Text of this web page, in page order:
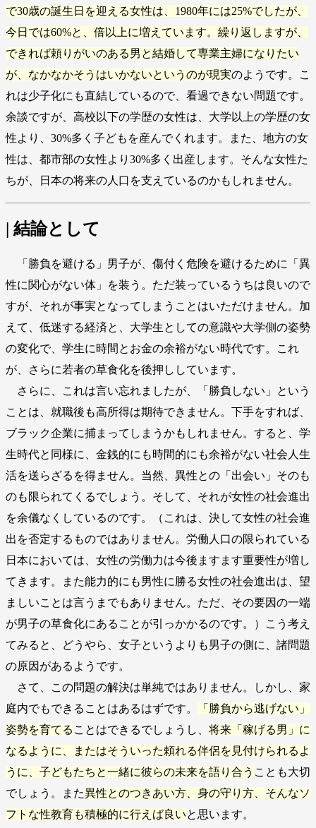
で30歳の誕生日を迎える女性は、1980年には25%でしたが、
今日では60%と、倍以上に増えています。繰り返しますが、
できれば頼りがいのある男と結婚して専業主婦になりたい
が、なかなかそうはいかないというのが現実のようです。こ
れは少子化にも直結しているので、看過できない問題です。
余談ですが、高校以下の学歴の女性は、大学以上の学歴の女
性より、30%多く子どもを産んでくれます。また、地方の女
性は、都市部の女性より30%多く出産します。そんな女性た
ちが、日本の将来の人口を支えているのかもしれません。
| 結論として
「勝負を避ける」男子が、傷付く危険を避けるために「異
性に関心がない体」を装う。ただ装っているうちは良いので
すが、それが事実となってしまうことはいただけません。加
えて、低迷する経済と、大学生としての意識や大学側の姿勢
の変化で、学生に時間とお金の余裕がない時代です。これ
が、さらに若者の草食化を後押ししています。
さらに、これは言い忘れましたが、「勝負しない」という
ことは、就職後も高所得は期待できません。下手をすれば、
ブラック企業に捕まってしまうかもしれません。すると、学
生時代と同様に、金銭的にも時間的にも余裕がない社会人生
活を送らざるを得ません。当然、異性との「出会い」そのも
のも限られてくるでしょう。そして、それが女性の社会進出
を余儀なくしているのです。（これは、決して女性の社会進
出を否定するものではありません。労働人口の限られている
日本においては、女性の労働力は今後ますます重要性が増し
てきます。また能力的にも男性に勝る女性の社会進出は、望
ましいことは言うまでもありません。ただ、その要因の一端
が男子の草食化にあることが引っかかるのです。）こう考え
てみると、どうやら、女子というよりも男子の側に、諸問題
の原因があるようです。
さて、この問題の解決は単純ではありません。しかし、家
庭内でもできることはあるはずです。
「勝負から逃げない」
姿勢を育てる ことはできるでしょうし、 将来「稼げる男」に
なるように、またはそういった頼れる伴侶を見付けられるよ
うに、子どもたちと一緒に彼らの未来を語り合う ことも大切
でしょう。また異性とのつきあい方、身の守り方、そんなソ
フトな性教育も積極的に行えば良いと思います。